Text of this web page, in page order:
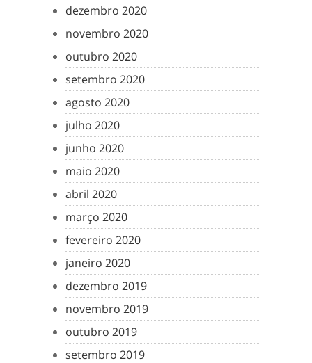
dezembro 2020
novembro 2020
outubro 2020
setembro 2020
agosto 2020
julho 2020
junho 2020
maio 2020
abril 2020
março 2020
fevereiro 2020
janeiro 2020
dezembro 2019
novembro 2019
outubro 2019
setembro 2019